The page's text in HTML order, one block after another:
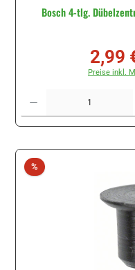
Bosch 4-tlg.
2,99
Preise inkl.
%Rabatt